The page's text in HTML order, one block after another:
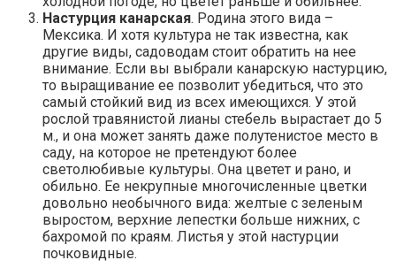
Настурция канарская. Родина этого вида –
Мексика. И хотя культура не так известна, как
другие виды, садоводам стоит обратить на нее
внимание. Если вы выбрали канарскую настурцию,
то выращивание ее позволит убедиться, что это
самый стойкий вид из всех имеющихся. У этой
рослой травянистой лианы стебель вырастает до 5
м., и она может занять даже полутенистое место в
саду, на которое не претендуют более
светолюбивые культуры. Она цветет и рано, и
обильно. Ее некрупные многочисленные цветки
довольно необычного вида: желтые с зеленым
выростом, верхние лепестки больше нижних, с
бахромой по краям. Листья у этой настурции
почковидные.